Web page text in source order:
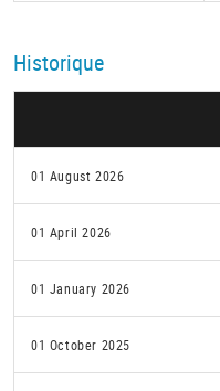
Historique
01 August 2026
01 April 2026
01 January 2026
01 October 2025